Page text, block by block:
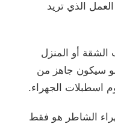
الذي تريد
أو المنزل
سيكون جاهز من
اسطبلات الجهراء.
الشاطر هو فقط